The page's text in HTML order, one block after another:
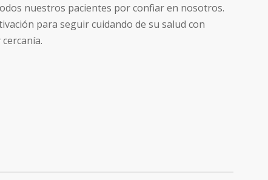
nuestros pacientes por confiar en nosotros.
para seguir cuidando de su salud con